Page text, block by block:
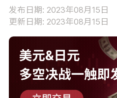
发布日期: 2023年08月15日
更新日期: 2023年08月15日